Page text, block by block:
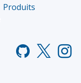
Produits